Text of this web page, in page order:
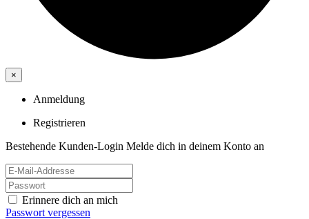
×
Anmeldung
Registrieren
Bestehende Kunden-Login Melde dich in deinem Konto an
Erinnere dich an mich
Passwort vergessen